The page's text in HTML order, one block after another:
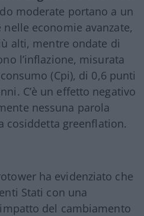
moderate portano a un
economie avanzate,
alti, mentre ondate di
l’inflazione, misurata
(Cpi), di 0,6 punti
C’è un effetto negativo
nessuna parola
cosiddetta greenflation.
ha evidenziato che
Stati con una
del cambiamento